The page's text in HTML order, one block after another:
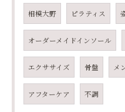
相模大野 ピラティス
オーダーメイドインソール
エクササイズ 骨盤 メ
アフターケア 不調